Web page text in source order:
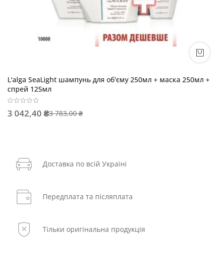
L'alga SeaLight шампунь для об'єму 250мл + маска 250мл +
спрей 125мл
3 042,40 ₴3 783,00 ₴
Доставка по всій Україні
Передплата та післяплата
Тільки оригінальна продукція